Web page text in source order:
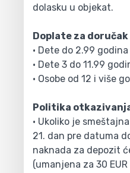
dolasku u objekat.
Doplate za doručak
• Dete do 2.99
• Dete 3 do 11.99
• Osobe od 12 i više
Politika
• Ukoliko je
21. dan pre datuma
naknada za depozit
(umanjena za 30